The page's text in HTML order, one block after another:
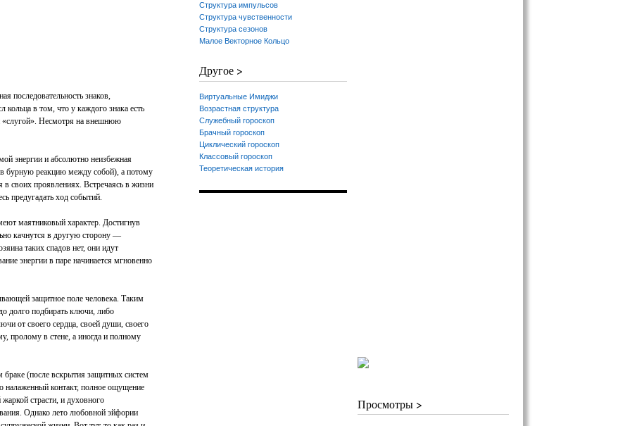
последовательность знаков,
в том, что у каждого знака есть
«слугой». Несмотря на внешнюю
энергии и абсолютно неизбежная
в бурную реакцию между собой), а потому
в своих проявлениях. Встречаясь в жизни
предугадать ход событий.
маятниковый характер. Достигнув
качнутся в другую сторону —
таких спадов нет, они идут
энергии в паре начинается мгновенно
защитное поле человека. Таким
долго подбирать ключи, либо
от своего сердца, своей души, своего
пролому в стене, а иногда и полному
(после вскрытия защитных систем
контакт, полное ощущение
страсти, и духовного
Однако лето любовной эйфории
Структура импульсов
Структура чувственности
Структура сезонов
Малое Векторное Кольцо
Другое >
Виртуальные Имиджи
Возрастная структура
Служебный гороскоп
Брачный гороскоп
Циклический гороскоп
Классовый гороскоп
Теоретическая история
Просмотры >